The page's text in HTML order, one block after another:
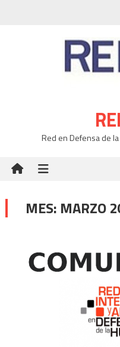
Red en Defensa de
MES: MARZO